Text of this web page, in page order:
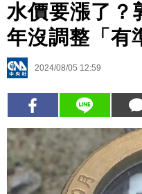
水價要漲了？
年沒調整「有
2024/08/05 12:59